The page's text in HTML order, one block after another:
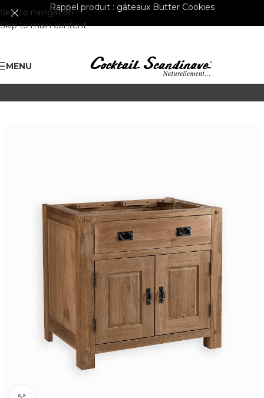
Skip to navigation
Skip to main content
Rappel produit : gâteaux Butter Cookies
MENU